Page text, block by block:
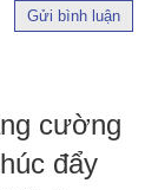
Gửi bình luận
cường
đẩy